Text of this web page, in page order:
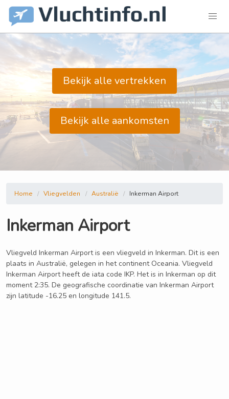
Bekijk alle vertrekken
Bekijk alle aankomsten
Home Vliegvelden Australië Inkerman Airport
Inkerman Airport
Vliegveld Inkerman Airport is een vliegveld in Inkerman. Dit is een
plaats in Australië, gelegen in het continent Oceania. Vliegveld
Inkerman Airport heeft de iata code IKP. Het is in Inkerman op dit
moment 2:35. De geografische coordinatie van Inkerman Airport
zijn latitude -16.25 en longitude 141.5.